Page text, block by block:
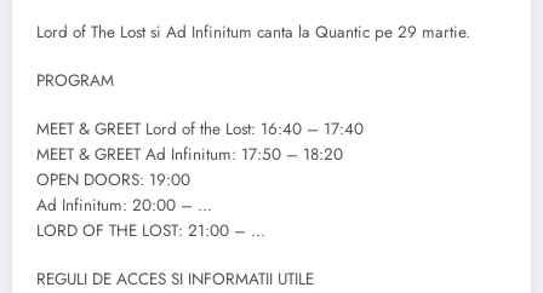
Lord of The Lost si Ad Infinitum canta la Quantic pe 29 martie.
PROGRAM
MEET & GREET Lord of the Lost: 16:40 – 17:40
MEET & GREET Ad Infinitum: 17:50 – 18:20
OPEN DOORS: 19:00
Ad Infinitum: 20:00 – …
LORD OF THE LOST: 21:00 – …
REGULI DE ACCES SI INFORMATII UTILE